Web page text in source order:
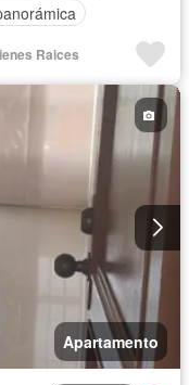
Raices
Apartamento